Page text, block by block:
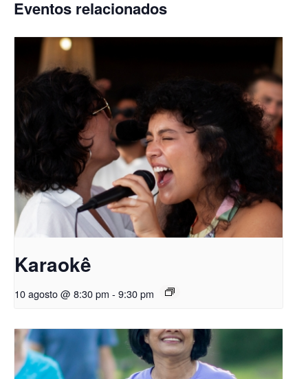
Eventos relacionados
Karaokê
10 agosto @ 8:30 pm - 9:30 pm